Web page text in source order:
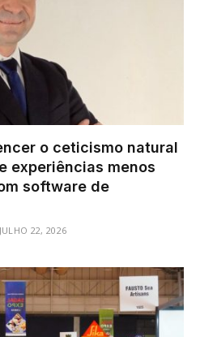
o ceticismo natural
experiências menos
software de
JULHO 22, 2026